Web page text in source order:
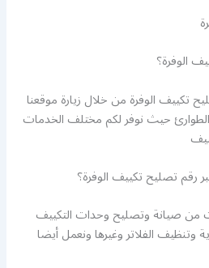
الوفرة؟
تكييف الوفرة من خلال زيارة موقعنا
الطوارئ حيث نوفر لكم مختلف الخدمات
رقم تصليح تكييف الوفرة؟
من صيانة وتصليح وحدات التكييف
وتنظيف الفلاتر وغيرها ونعمل أيضا